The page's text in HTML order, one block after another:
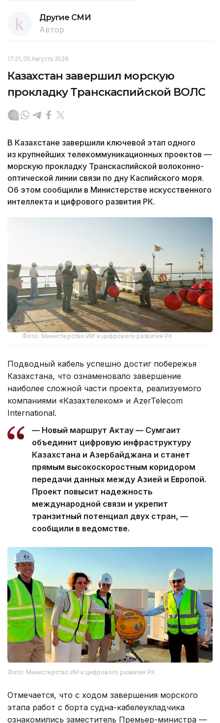
Другие СМИ
Автор
17:21, 05 Августа 2026
Казахстан завершил морскую
прокладку Транскаспийской ВОЛС
В Казахстане завершили ключевой этап одного
из крупнейших телекоммуникационных проектов —
морскую прокладку Транскаспийской волоконно-
оптической линии связи по дну Каспийского моря.
Об этом сообщили в Министерстве искусственного
интеллекта и цифрового развития РК.
Фото: Министерство ИИ и цифрового развития РК
Подводный кабель успешно достиг побережья
Казахстана, что ознаменовало завершение
наиболее сложной части проекта, реализуемого
компаниями «Казахтелеком» и AzerTelecom
International.
— Новый маршрут Актау — Сумгаит
объединит цифровую инфраструктуру
Казахстана и Азербайджана и станет
прямым высокоскоростным коридором
передачи данных между Азией и Европой.
Проект повысит надежность
международной связи и укрепит
транзитный потенциал двух стран, —
сообщили в ведомстве.
Фото: Министерство ИИ и цифрового развития РК
Отмечается, что с ходом завершения морского
этапа работ с борта судна-кабелеукладчика
ознакомились заместитель Премьер-министра —